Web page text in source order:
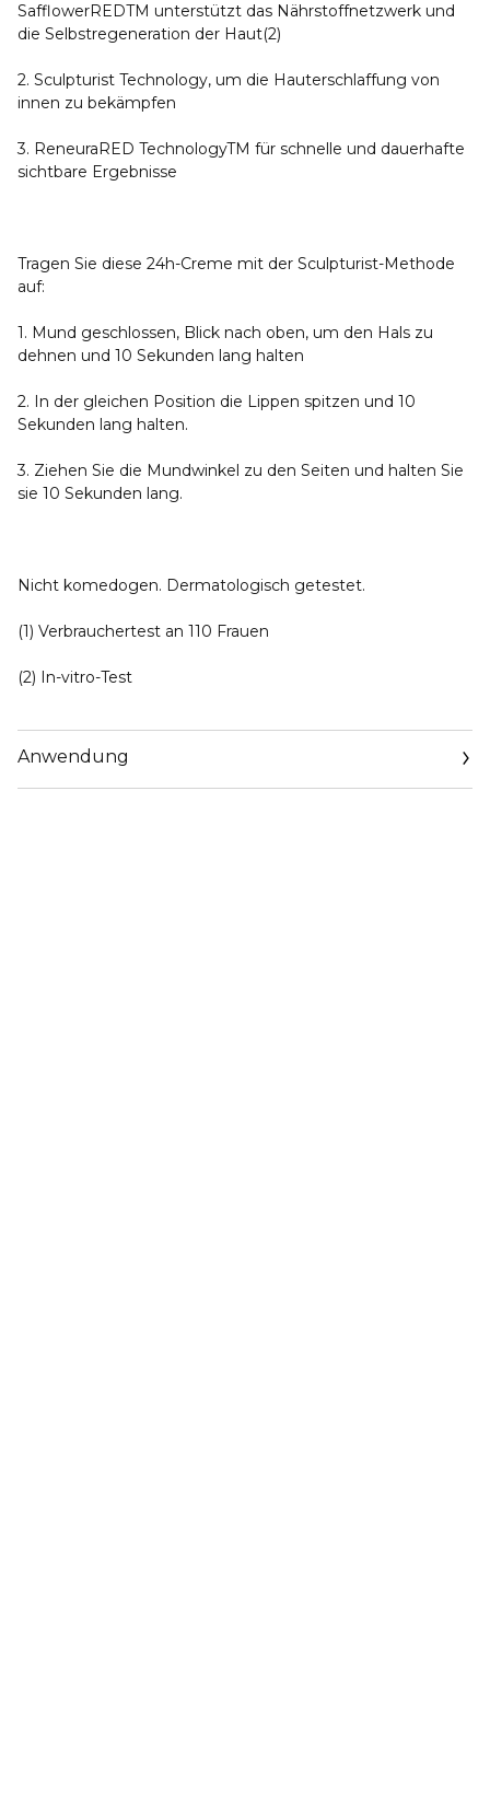
SafflowerREDTM unterstützt das Nährstoffnetzwerk und
die Selbstregeneration der Haut(2)
2. Sculpturist Technology, um die Hauterschlaffung von
innen zu bekämpfen
3. ReneuraRED TechnologyTM für schnelle und dauerhafte
sichtbare Ergebnisse
Tragen Sie diese 24h-Creme mit der Sculpturist-Methode
auf:
1. Mund geschlossen, Blick nach oben, um den Hals zu
dehnen und 10 Sekunden lang halten
2. In der gleichen Position die Lippen spitzen und 10
Sekunden lang halten.
3. Ziehen Sie die Mundwinkel zu den Seiten und halten Sie
sie 10 Sekunden lang.
Nicht komedogen. Dermatologisch getestet.
(1) Verbrauchertest an 110 Frauen
(2) In-vitro-Test
Anwendung